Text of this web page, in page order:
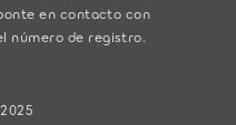
en contacto con
número de registro.